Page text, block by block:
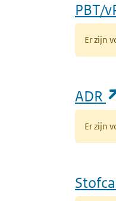
PBT/
Er zijn
ADR
Er zijn